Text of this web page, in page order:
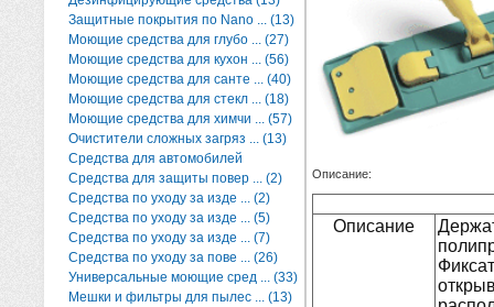
Защитные покрытия по Nano ... (13)
Моющие средства для глубо ... (27)
Моющие средства для кухон ... (56)
Моющие средства для санте ... (40)
Моющие средства для стекл ... (18)
Моющие средства для химчи ... (57)
Очистители сложных загряз ... (13)
Средства для автомобилей
Средства для защиты повер ... (2)
Средства по уходу за изде ... (2)
Средства по уходу за изде ... (5)
Средства по уходу за изде ... (7)
Средства по уходу за пове ... (26)
Универсальные моющие сред ... (33)
Мешки и фильтры для пылес ... (13)
Описание:
Описание